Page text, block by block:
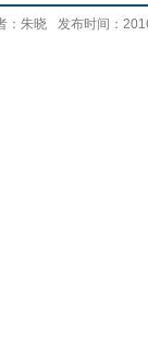
：朱晓 发布时间：